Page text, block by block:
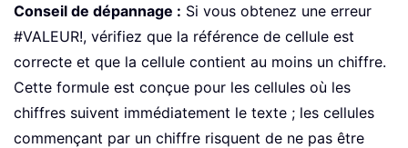
Conseil de dépannage : Si vous obtenez une erreur
#VALEUR!, vérifiez que la référence de cellule est
correcte et que la cellule contient au moins un chiffre.
Cette formule est conçue pour les cellules où les
chiffres suivent immédiatement le texte ; les cellules
commençant par un chiffre risquent de ne pas être